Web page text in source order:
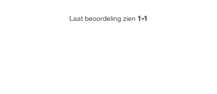
Laat beoordeling zien 1-1